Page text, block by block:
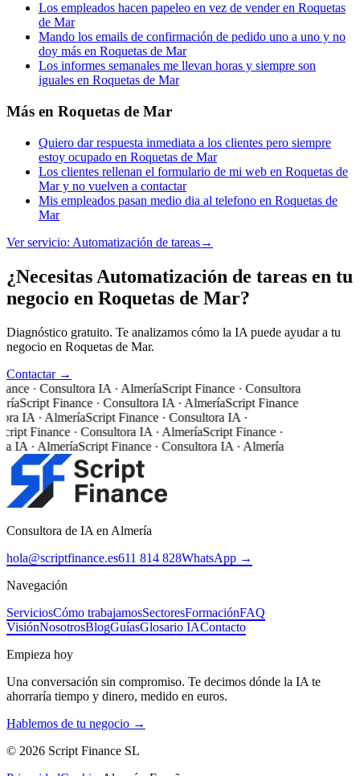
Los empleados hacen papeleo en vez de vender en Roquetas
de Mar
Mando los emails de confirmación de pedido uno a uno y no
doy más en Roquetas de Mar
Los informes semanales me llevan horas y siempre son
iguales en Roquetas de Mar
Más en Roquetas de Mar
Quiero dar respuesta inmediata a los clientes pero siempre
estoy ocupado en Roquetas de Mar
Los clientes rellenan el formulario de mi web en Roquetas de
Mar y no vuelven a contactar
Mis empleados pasan medio dia al telefono en Roquetas de
Mar
Ver servicio: Automatización de tareas→
¿Necesitas Automatización de tareas en tu
negocio en Roquetas de Mar?
Diagnóstico gratuito. Te analizamos cómo la IA puede ayudar a tu
negocio en Roquetas de Mar.
Contactar →
· Consultora IA · AlmeríaScript Finance · Consultora
Script Finance · Consultora IA · AlmeríaScript Finance
IA · AlmeríaScript Finance · Consultora IA ·
Finance · Consultora IA · AlmeríaScript Finance ·
IA · AlmeríaScript Finance · Consultora IA · Almería
Consultora de IA en Almería
hola@scriptfinance.es611 814 828WhatsApp →
Navegación
ServiciosCómo trabajamosSectoresFormaciónFAQ
VisiónNosotrosBlogGuíasGlosario IAContacto
Empieza hoy
Una conversación sin compromiso. Te decimos dónde la IA te
ahorraría tiempo y dinero, medido en euros.
Hablemos de tu negocio →
© 2026 Script Finance SL